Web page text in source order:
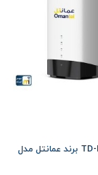
مودم TD-LTE/5G برند عمانتل مدل